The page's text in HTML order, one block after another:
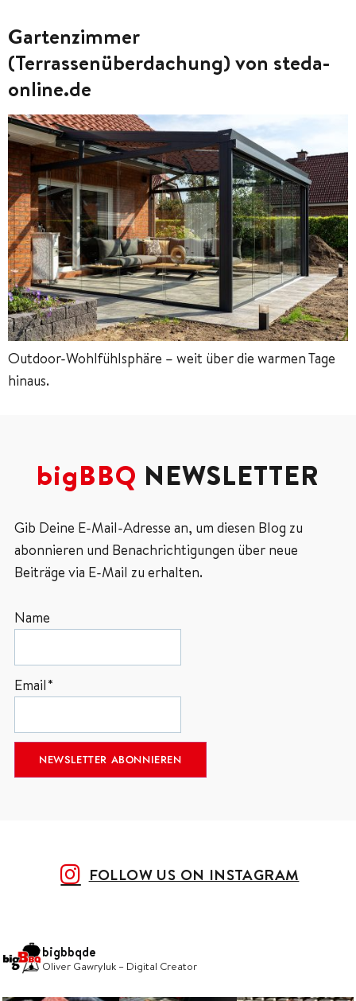
Gartenzimmer
(Terrassenüberdachung) von steda-
online.de
Outdoor-Wohlfühlsphäre – weit über die warmen Tage
hinaus.
bigBBQ NEWSLETTER
Gib Deine E-Mail-Adresse an, um diesen Blog zu
abonnieren und Benachrichtigungen über neue
Beiträge via E-Mail zu erhalten.
Name
Email*
FOLLOW US ON INSTAGRAM
bigbbqde
Oliver Gawryluk – Digital Creator